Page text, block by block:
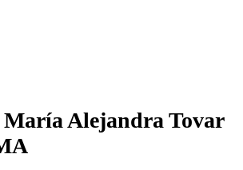
María Alejandra Tovar